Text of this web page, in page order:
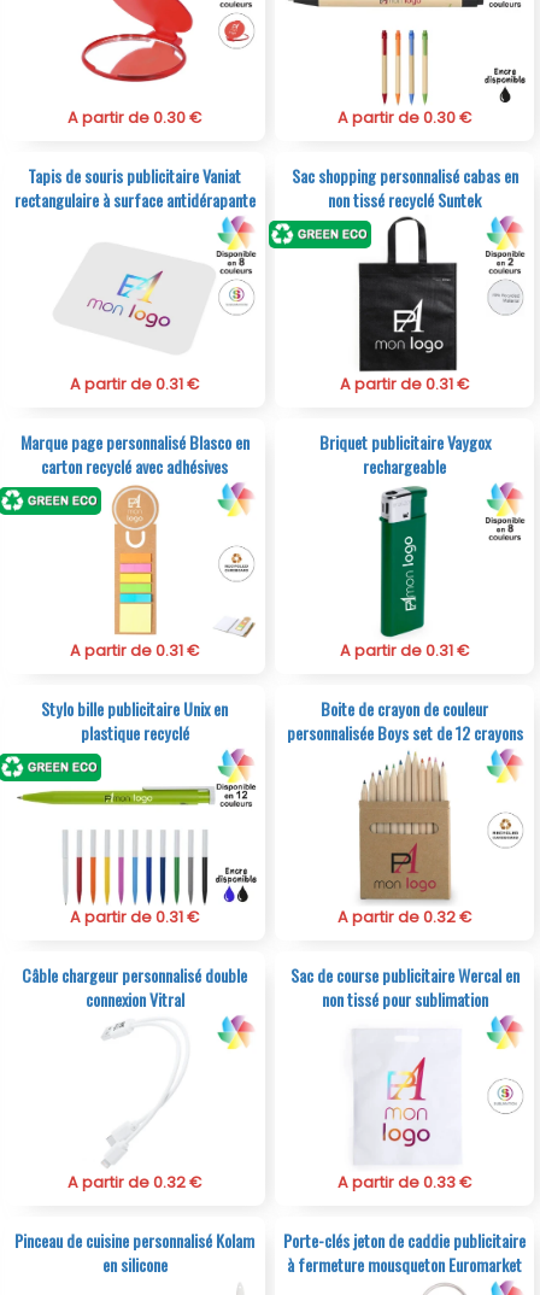
A partir de 0.30 € A partir de 0.30 €
Tapis de souris publicitaire Vaniat
rectangulaire à surface antidérapante
A partir de 0.31 €
Sac shopping personnalisé cabas en
non tissé recyclé Suntek
A partir de 0.31 €
Marque page personnalisé Blasco en
carton recyclé avec adhésives
A partir de 0.31 €
Briquet publicitaire Vaygox
rechargeable
A partir de 0.31 €
Stylo bille publicitaire Unix en
plastique recyclé
A partir de 0.31 €
Boite de crayon de couleur
personnalisée Boys set de 12 crayons
en carton naturel
A partir de 0.32 €
Câble chargeur personnalisé double
connexion Vitral
A partir de 0.32 €
Sac de course publicitaire Wercal en
non tissé pour sublimation
A partir de 0.33 €
Pinceau de cuisine personnalisé Kolam
en silicone
Porte-clés jeton de caddie publicitaire
à fermeture mousqueton Euromarket